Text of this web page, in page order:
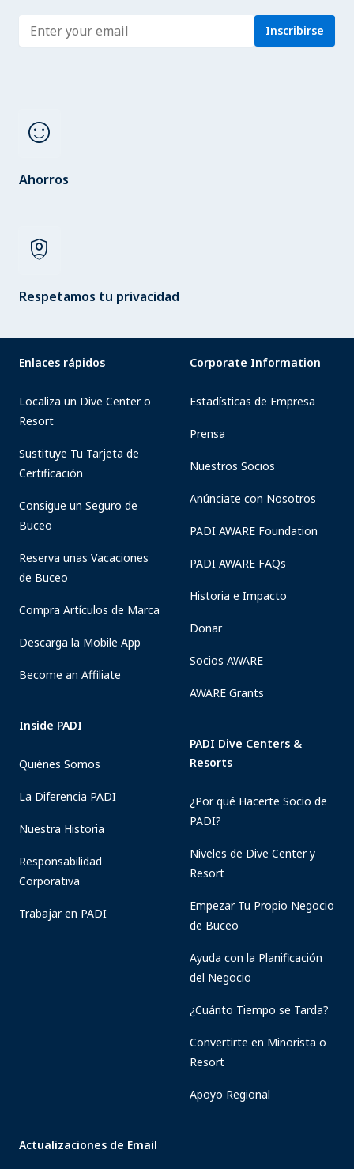
Enter address Inscribirse
sentiment_satisfied
Ahorros
shield_person
Respetamos tu privacidad
Enlaces rápidos
Localiza un Dive Center o
Resort
Sustituye Tu Tarjeta de
Certificación
Consigue un Seguro de
Buceo
Reserva unas Vacaciones
de Buceo
Compra Artículos de Marca
Descarga la Mobile App
Become an Affiliate
Inside PADI
Quiénes Somos
La Diferencia PADI
Nuestra Historia
Responsabilidad
Corporativa
Trabajar en PADI
Corporate Information
Estadísticas de Empresa
Prensa
Nuestros Socios
Anúnciate con Nosotros
PADI AWARE Foundation
PADI AWARE FAQs
Historia e Impacto
Donar
Socios AWARE
AWARE Grants
PADI Dive Centers &
Resorts
¿Por qué Hacerte Socio de
PADI?
Niveles de Dive Center y
Resort
Empezar Tu Propio Negocio
de Buceo
Ayuda con la Planificación
del Negocio
¿Cuánto Tiempo se Tarda?
Convertirte en Minorista o
Resort
Apoyo Regional
Actualizaciones de Email